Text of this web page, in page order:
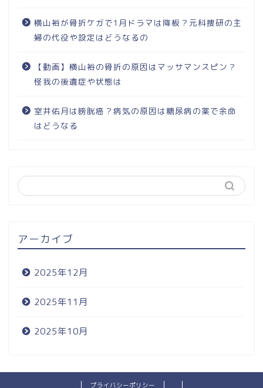
横山裕が骨折ケガで1月ドラマは降板？元科捜研の主
婦の代役や設定はどうなるの
【動画】横山裕の骨折の原因はマッサマンスピン？
怪我の後遺症や状態は
室井佑月は膀胱癌？病気の原因は糖尿病の薬で余命
はどうなる
アーカイブ
2025年12月
2025年11月
2025年10月
プライバシーポリシー